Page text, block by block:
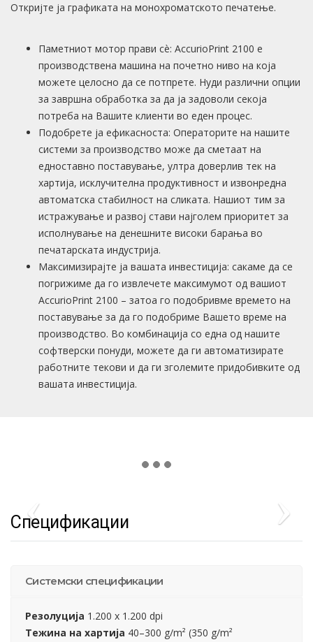
Откријте ја графиката на монохроматското печатење.
Паметниот мотор прави сè: AccurioPrint 2100 е
производствена машина на почетно ниво на која
можете целосно да се потпрете. Нуди различни опции
за завршна обработка за да ја задоволи секоја
потреба на Вашите клиенти во еден процес.
Подобрете ја ефикасноста: Операторите на нашите
системи за производство може да сметаат на
едноставно поставување, ултра доверлив тек на
хартија, исклучителна продуктивност и извонредна
автоматска стабилност на сликата. Нашиот тим за
истражување и развој стави најголем приоритет за
исполнување на денешните високи барања во
печатарската индустрија.
Максимизирајте ја вашата инвестиција: сакаме да се
погрижиме да го извлечете максимумот од вашиот
AccurioPrint 2100 – затоа го подобривме времето на
поставување за да го подобриме Вашето време на
производство. Во комбинација со една од нашите
софтверски понуди, можете да ги автоматизирате
работните текови и да ги зголемите придобивките од
вашата инвестиција.
Спецификации
Системски спецификации
Резолуција 1.200 x 1.200 dpi
Тежина на хартија 40–300 g/m² (350 g/m²